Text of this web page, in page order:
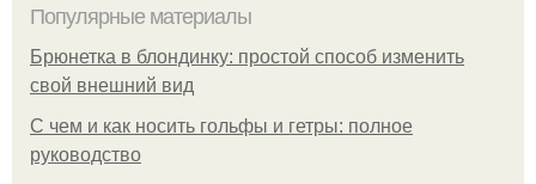
Популярные материалы
Брюнетка в блондинку: простой способ изменить
свой внешний вид
С чем и как носить гольфы и гетры: полное
руководство